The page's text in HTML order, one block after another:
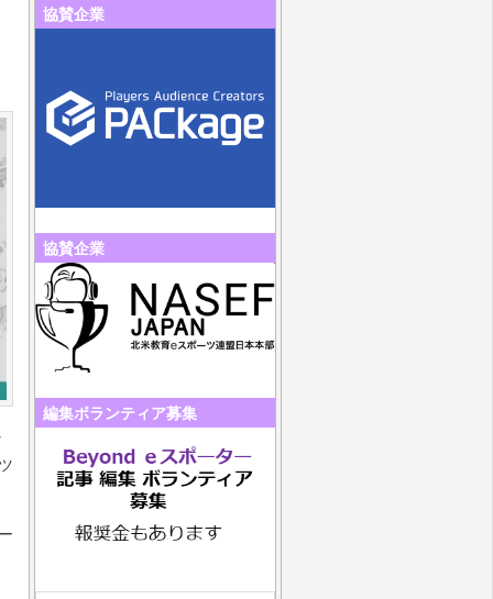
協賛企業
協賛企業
編集ボランティア募集